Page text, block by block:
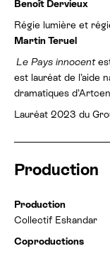
Benoît Dervieux
Régie lumière et
Martin Teruel
Le Pays innocent
est lauréat de l’aide
dramatiques
Lauréat 2023 du
Production
Production
Collectif Eskandar
Coproductions